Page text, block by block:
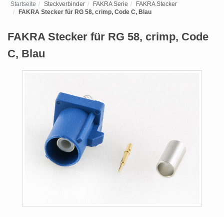
Startseite Steckverbinder FAKRA Serie
FAKRA Stecker
FAKRA Stecker für RG 58, crimp, Code C, Blau
FAKRA Stecker für RG 58, crimp, Code
C, Blau